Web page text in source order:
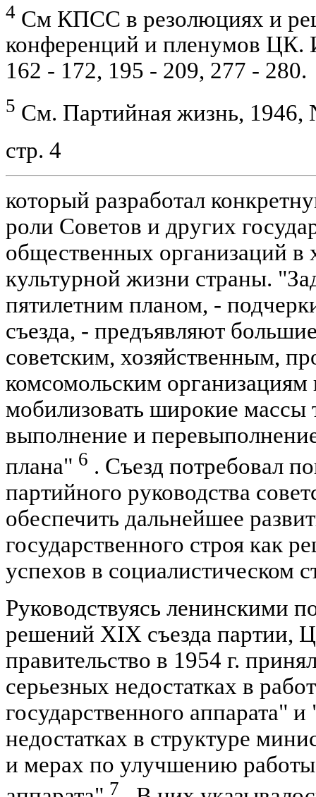
4 См КПСС в резолюциях и
конференций и пленумов ЦК.
162 - 172, 195 - 209, 277 - 280.
5 См. Партийная жизнь, 1946,
стр. 4
который разработал
роли Советов и других
общественных организаций в
культурной жизни страны.
пятилетним планом, -
съезда, - предъявляют
советским, хозяйственным,
комсомольским
мобилизовать широкие массы
выполнение и
плана" 6 . Съезд потребовал
партийного руководства
обеспечить дальнейшее
государственного строя как
успехов в социалистическом
Руководствуясь ленинскими
решений XIX съезда партии,
правительство в 1954 г.
серьезных недостатках в
государственного аппарата"
недостатках в структуре
и мерах по улучшению работы
7